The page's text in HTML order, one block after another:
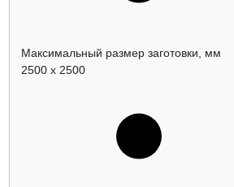
Максимальный размер заготовки, мм
2500 х 2500